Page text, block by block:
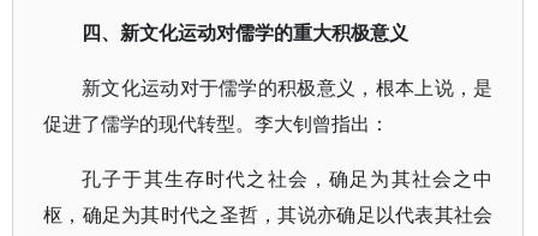
四、新文化运动对儒学的重大积极意义
新文化运动对于儒学的积极意义，根本上说，是
促进了儒学的现代转型。李大钊曾指出：
孔子于其生存时代之社会，确足为其社会之中
枢，确足为其时代之圣哲，其说亦确足以代表其社会